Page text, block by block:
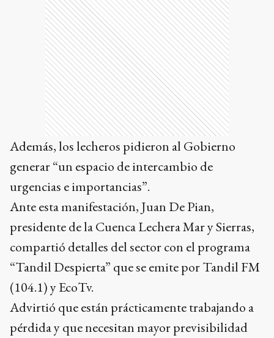
Además, los lecheros pidieron al Gobierno
generar “un espacio de intercambio de
urgencias e importancias”.
Ante esta manifestación, Juan De Pian,
presidente de la Cuenca Lechera Mar y Sierras,
compartió detalles del sector con el programa
“Tandil Despierta” que se emite por Tandil FM
(104.1) y EcoTv.
Advirtió que están prácticamente trabajando a
pérdida y que necesitan mayor previsibilidad